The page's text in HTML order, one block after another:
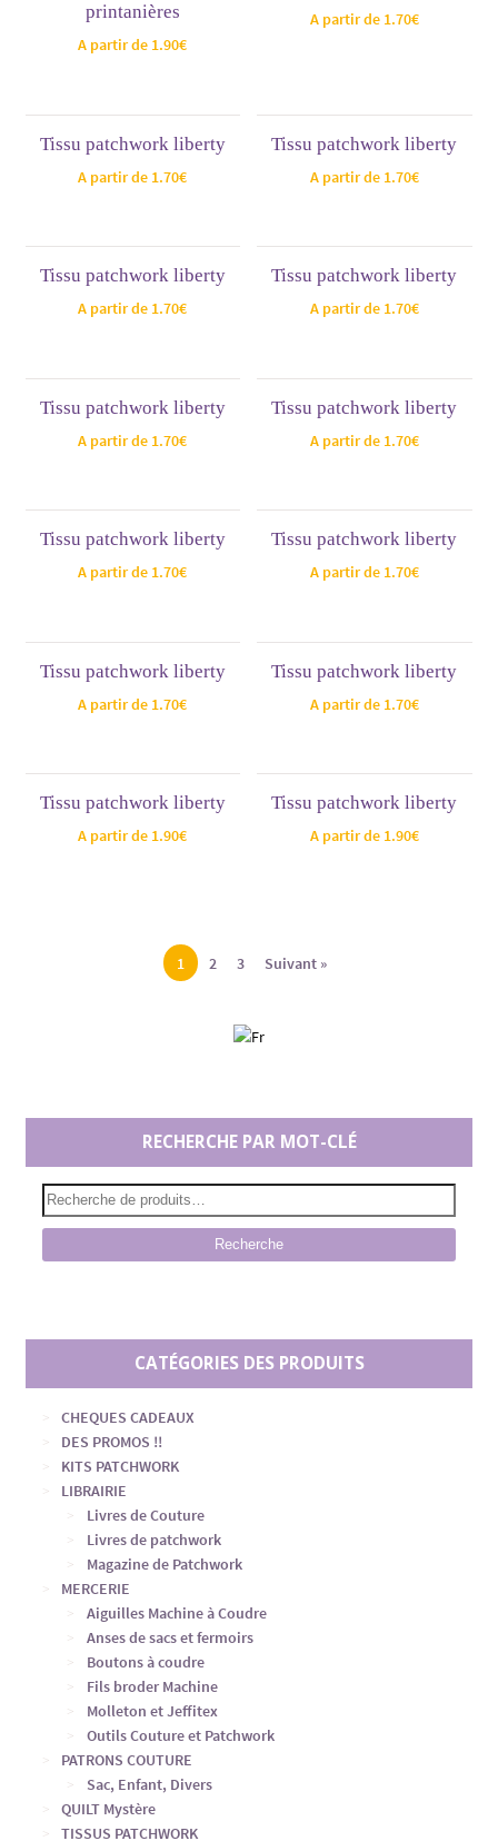
printanières
A partir de 1.90€
A partir de 1.70€
Tissu patchwork liberty
A partir de 1.70€
Tissu patchwork liberty
A partir de 1.70€
Tissu patchwork liberty
A partir de 1.70€
Tissu patchwork liberty
A partir de 1.70€
Tissu patchwork liberty
A partir de 1.70€
Tissu patchwork liberty
A partir de 1.70€
Tissu patchwork liberty
A partir de 1.70€
Tissu patchwork liberty
A partir de 1.70€
Tissu patchwork liberty
A partir de 1.70€
Tissu patchwork liberty
A partir de 1.70€
Tissu patchwork liberty
A partir de 1.90€
Tissu patchwork liberty
A partir de 1.90€
1 2 3 Suivant »
RECHERCHE PAR MOT-CLÉ
Recherche
CATÉGORIES DES PRODUITS
CHEQUES CADEAUX
DES PROMOS !!
KITS PATCHWORK
LIBRAIRIE
Livres de Couture
Livres de patchwork
Magazine de Patchwork
MERCERIE
Aiguilles Machine à Coudre
Anses de sacs et fermoirs
Boutons à coudre
Fils broder Machine
Molleton et Jeffitex
Outils Couture et Patchwork
PATRONS COUTURE
Sac, Enfant, Divers
QUILT Mystère
TISSUS PATCHWORK